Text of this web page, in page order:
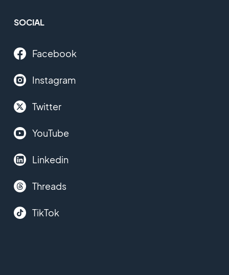
SOCIAL
Facebook
Instagram
Twitter
YouTube
Linkedin
Threads
TikTok